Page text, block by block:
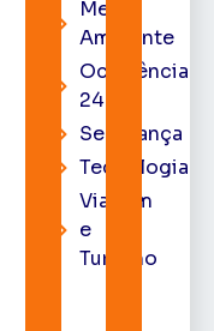
Meio
Ambiente
Ocorrência
24h
Segurança
Tecnologia
Viagem
e
Turismo